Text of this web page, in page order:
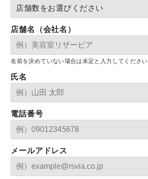
店舗名（会社名）
名前を決めていない場合は未定と入力してください
氏名
電話番号
メールアドレス